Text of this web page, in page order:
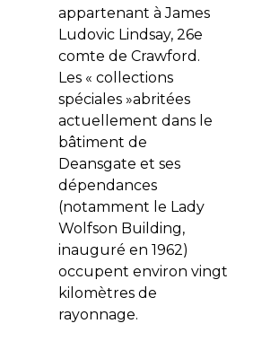
appartenant à James
Ludovic Lindsay, 26e
comte de Crawford.
Les « collections
spéciales »abritées
actuellement dans le
bâtiment de
Deansgate et ses
dépendances
(notamment le Lady
Wolfson Building,
inauguré en 1962)
occupent environ vingt
kilomètres de
rayonnage.